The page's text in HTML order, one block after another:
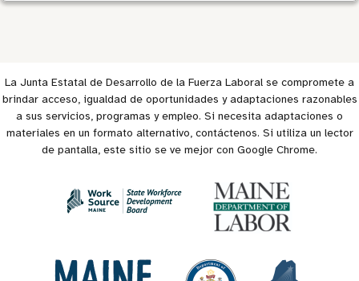
La Junta Estatal de Desarrollo de la Fuerza Laboral se compromete a
brindar acceso, igualdad de oportunidades y adaptaciones razonables
a sus servicios, programas y empleo. Si necesita adaptaciones o
materiales en un formato alternativo, contáctenos. Si utiliza un lector
de pantalla, este sitio se ve mejor con Google Chrome.